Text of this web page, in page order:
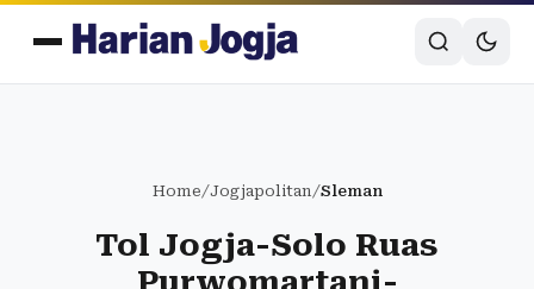
Home/Jogjapolitan/Sleman
Tol Jogja-Solo Ruas
Purwomartani-